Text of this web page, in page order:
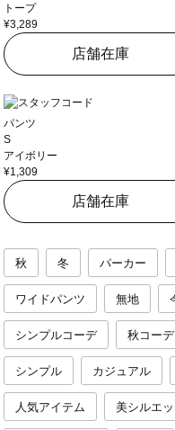
トープ
¥3,289
店舗在庫
パンツ
S
アイボリー
¥1,309
店舗在庫
秋 冬 パーカー
ワイドパンツ 無地
シンプルコーデ 秋コーデ
シンプル カジュアル
人気アイテム 美シルエッ